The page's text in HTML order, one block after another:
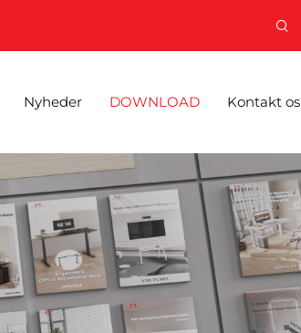
Nyheder DOWNLOAD Kontakt os